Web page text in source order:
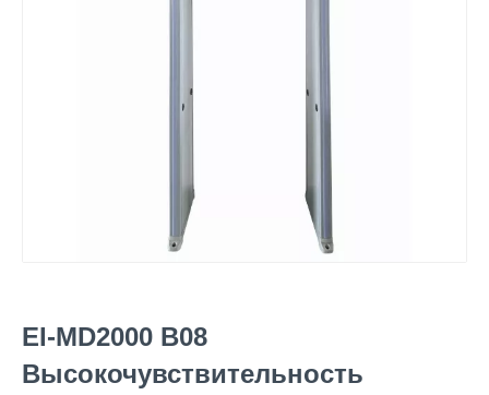
EI-MD2000 B08
Высокочувствительность